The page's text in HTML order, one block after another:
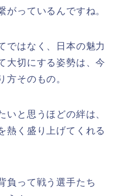
がっているんですね。
ではなく、日本の魅力
大切にする姿勢は、今
方そのもの。
いと思うほどの絆は、
熱く盛り上げてくれる
負って戦う選手たち